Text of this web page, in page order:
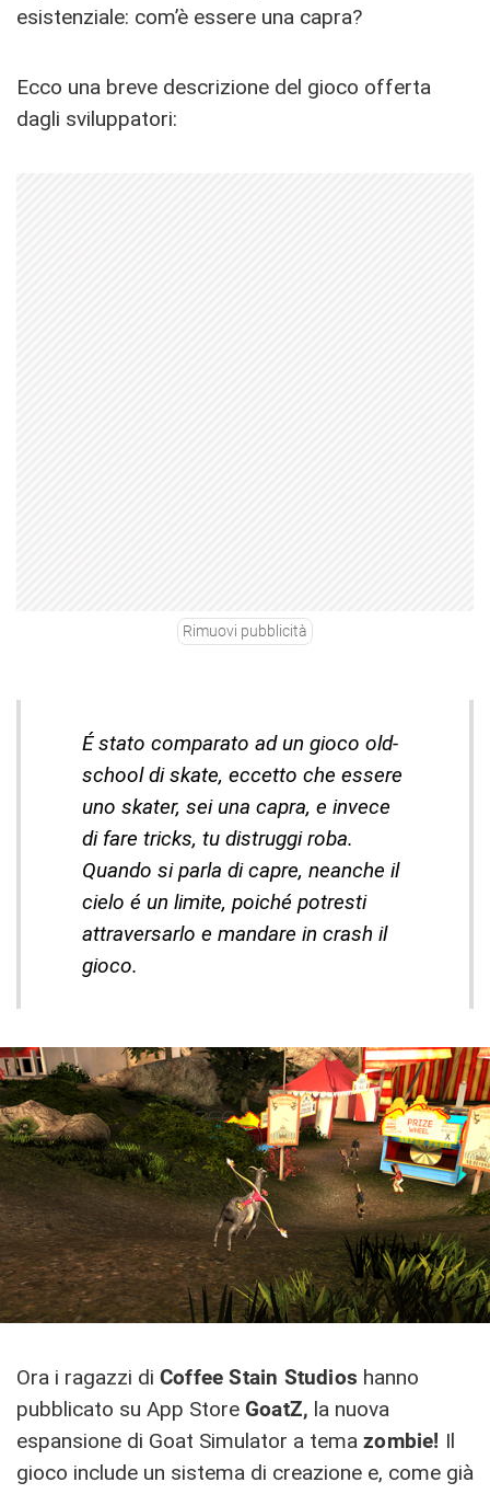
esistenziale: com’è essere una capra?
Ecco una breve descrizione del gioco offerta
dagli sviluppatori:
Rimuovi pubblicità
É stato comparato ad un gioco old-
school di skate, eccetto che essere
uno skater, sei una capra, e invece
di fare tricks, tu distruggi roba.
Quando si parla di capre, neanche il
cielo é un limite, poiché potresti
attraversarlo e mandare in crash il
gioco.
Ora i ragazzi di Coffee Stain Studios hanno
pubblicato su App Store GoatZ, la nuova
espansione di Goat Simulator a tema zombie! Il
gioco include un sistema di creazione e, come già